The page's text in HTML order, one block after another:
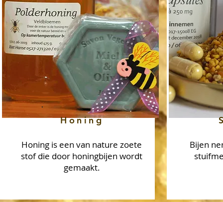
Honing
Honing is een van nature zoete
stof die door honingbijen wordt
gemaakt.
Bijen